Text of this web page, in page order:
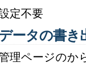
定不要
ータの書き
理ページのか